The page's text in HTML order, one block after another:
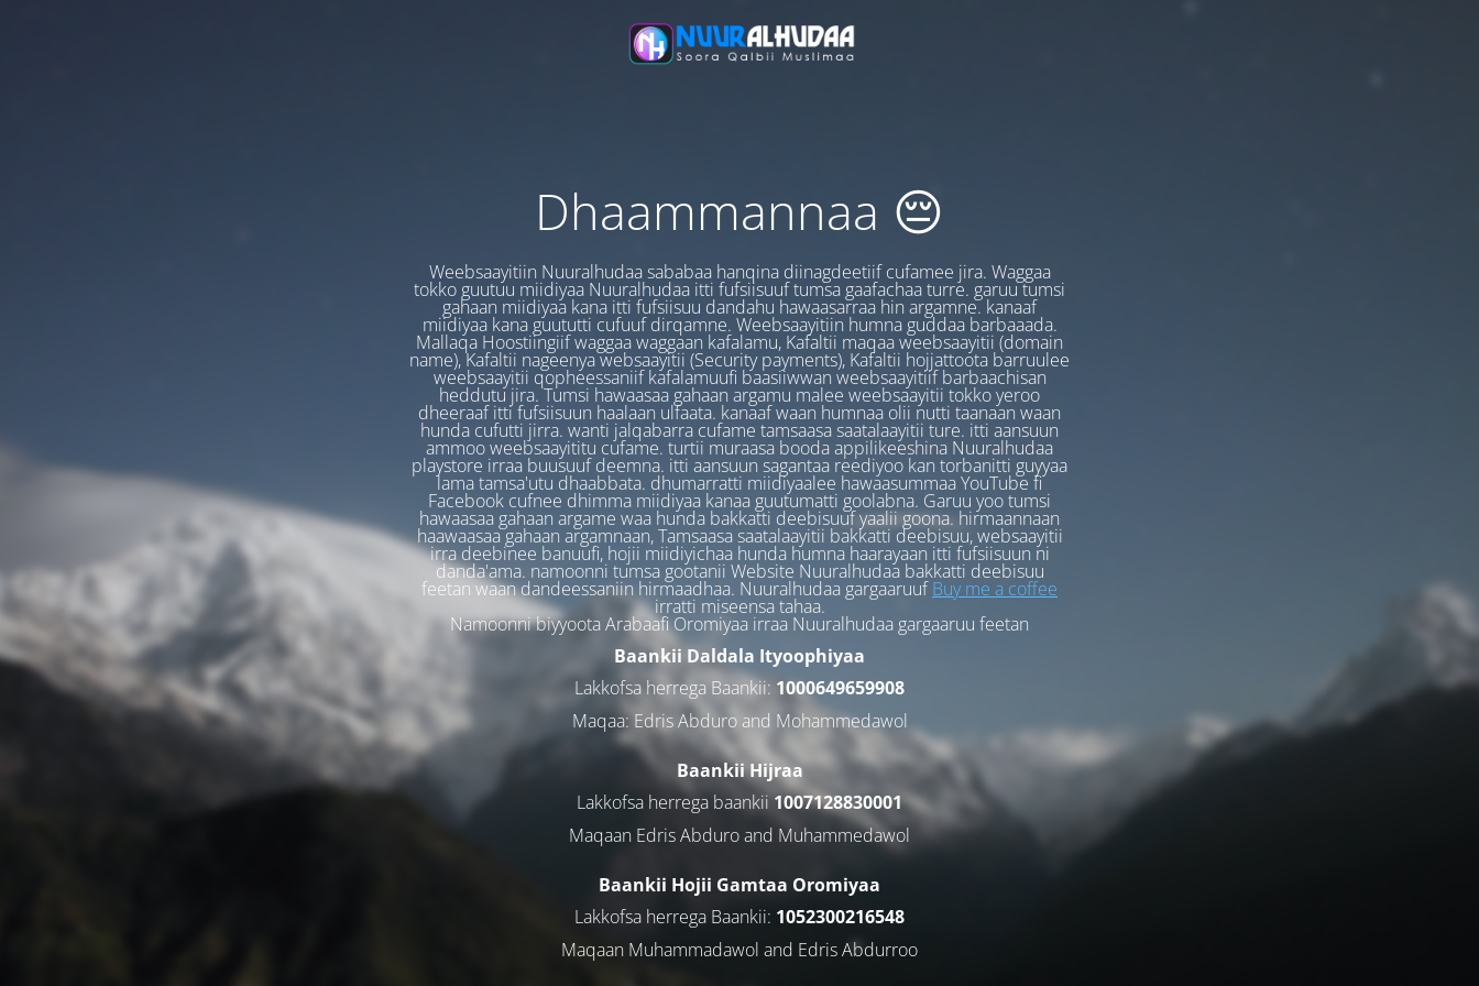
Dhaammannaa 😔
Weebsaayitiin Nuuralhudaa sababaa hanqina diinagdeetiif cufamee jira. Waggaa
tokko guutuu miidiyaa Nuuralhudaa itti fufsiisuuf tumsa gaafachaa turre. garuu tumsi
gahaan miidiyaa kana itti fufsiisuu dandahu hawaasarraa hin argamne. kanaaf
miidiyaa kana guututti cufuuf dirqamne. Weebsaayitiin humna guddaa barbaaada.
Mallaqa Hoostiingiif waggaa waggaan kafalamu, Kafaltii maqaa weebsaayitii (domain
name), Kafaltii nageenya websaayitii (Security payments), Kafaltii hojjattoota barruulee
weebsaayitii qopheessaniif kafalamuufi baasiiwwan weebsaayitiif barbaachisan
heddutu jira. Tumsi hawaasaa gahaan argamu malee weebsaayitii tokko yeroo
dheeraaf itti fufsiisuun haalaan ulfaata. kanaaf waan humnaa olii nutti taanaan waan
hunda cufutti jirra. wanti jalqabarra cufame tamsaasa saatalaayitii ture. itti aansuun
ammoo weebsaayititu cufame. turtii muraasa booda appilikeeshina Nuuralhudaa
playstore irraa buusuuf deemna. itti aansuun sagantaa reediyoo kan torbanitti guyyaa
lama tamsa'utu dhaabbata. dhumarratti miidiyaalee hawaasummaa YouTube fi
Facebook cufnee dhimma miidiyaa kanaa guutumatti goolabna. Garuu yoo tumsi
hawaasaa gahaan argame waa hunda bakkatti deebisuuf yaalii goona. hirmaannaan
haawaasaa gahaan argamnaan, Tamsaasa saatalaayitii bakkatti deebisuu, websaayitii
irra deebinee banuufi, hojii miidiyichaa hunda humna haarayaan itti fufsiisuun ni
danda'ama. namoonni tumsa gootanii Website Nuuralhudaa bakkatti deebisuu
feetan waan dandeessaniin hirmaadhaa. Nuuralhudaa gargaaruufBuy me a coffee
irratti miseensa tahaa.
Namoonni biyyoota Arabaafi Oromiyaa irraa Nuuralhudaa gargaaruu feetan
Baankii Daldala Ityoophiyaa
Lakkofsa herrega Baankii: 1000649659908
Maqaa: Edris Abduro and Mohammedawol
Baankii Hijraa
Lakkofsa herrega baankii 1007128830001
Maqaan Edris Abduro and Muhammedawol
Baankii Hojii Gamtaa Oromiyaa
Lakkofsa herrega Baankii: 1052300216548
Maqaan Muhammadawol and Edris Abdurroo